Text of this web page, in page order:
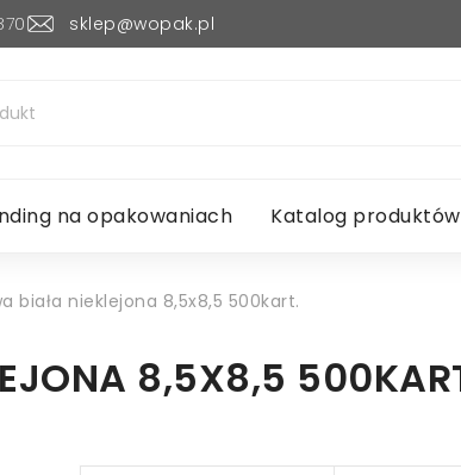
sklep@wopak.pl
na opakowaniach Katalog produktów
biała nieklejona 8,5x8,5 500kart.
8,5X8,5